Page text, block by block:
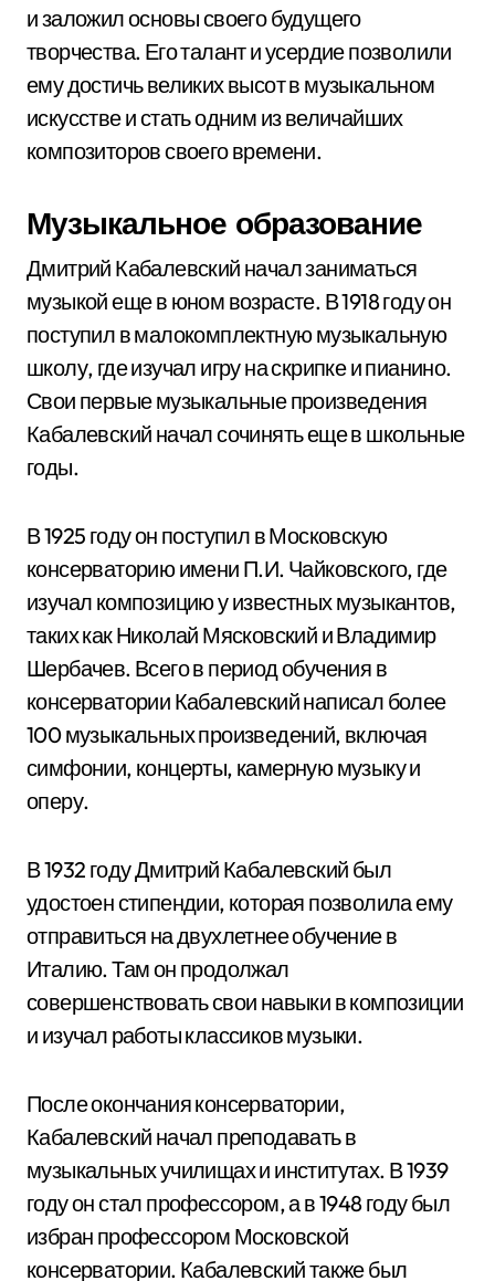
и заложил основы своего будущего
творчества. Его талант и усердие позволили
ему достичь великих высот в музыкальном
искусстве и стать одним из величайших
композиторов своего времени.
Музыкальное образование
Дмитрий Кабалевский начал заниматься
музыкой еще в юном возрасте. В 1918 году он
поступил в малокомплектную музыкальную
школу, где изучал игру на скрипке и пианино.
Свои первые музыкальные произведения
Кабалевский начал сочинять еще в школьные
годы.
В 1925 году он поступил в Московскую
консерваторию имени П.И. Чайковского, где
изучал композицию у известных музыкантов,
таких как Николай Мясковский и Владимир
Шербачев. Всего в период обучения в
консерватории Кабалевский написал более
100 музыкальных произведений, включая
симфонии, концерты, камерную музыку и
оперу.
В 1932 году Дмитрий Кабалевский был
удостоен стипендии, которая позволила ему
отправиться на двухлетнее обучение в
Италию. Там он продолжал
совершенствовать свои навыки в композиции
и изучал работы классиков музыки.
После окончания консерватории,
Кабалевский начал преподавать в
музыкальных училищах и институтах. В 1939
году он стал профессором, а в 1948 году был
избран профессором Московской
консерватории. Кабалевский также был